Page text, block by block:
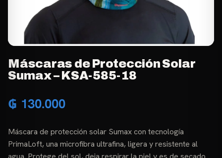
Máscaras de Protección Solar
Sumax – KSA-585-18
₲ 130.000
Máscara de protección solar Sumax con tecnología
PrimaLoft, una microfibra ultrafina, ligera y resistente al